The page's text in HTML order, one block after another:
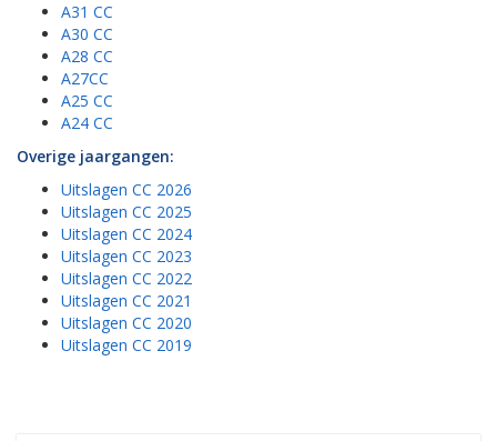
A31 CC
A30 CC
A28 CC
A27CC
A25 CC
A24 CC
Overige jaargangen:
Uitslagen CC 2026
Uitslagen CC 2025
Uitslagen CC 2024
Uitslagen CC 2023
Uitslagen CC 2022
Uitslagen CC 2021
Uitslagen CC 2020
Uitslagen CC 2019